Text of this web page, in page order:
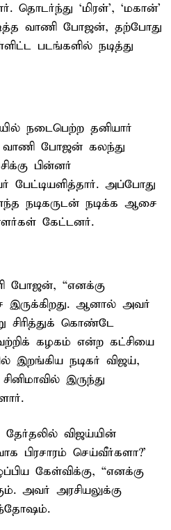
தொடர்ந்து ‘மிரள்’, ‘மகான்’
வாணி போஜன், தற்போது
படங்களில் நடித்து
நடைபெற்ற தனியார்
வாணி போஜன் கலந்து
பின்னர்
பேட்டியளித்தார். அப்போது
நடிகருடன் நடிக்க ஆசை
கேட்டனர்.
போஜன், “எனக்கு
இருக்கிறது. ஆனால் அவர்
சிரித்துக் கொண்டே
கழகம் என்ற கட்சியை
இறங்கிய நடிகர் விஜய்,
இருந்து
விஜய்யின்
பிரசாரம் செய்வீர்களா?’
கேள்விக்கு, “எனக்கு
அவர் அரசியலுக்கு